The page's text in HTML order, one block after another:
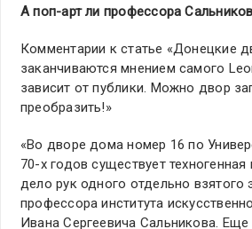
А поп-арт ли профессора
Комментарии к статье «Донецкие
заканчиваются мнением самого
зависит от публики. Можно двор
преобразить!»
«Во дворе дома номер 16 по
70-х годов существует
дело рук одного отдельно взятого
профессора института
Ивана Сергеевича Сальникова. Еще